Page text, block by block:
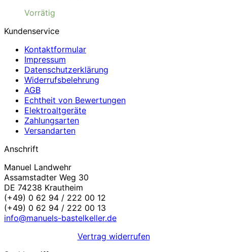
Vorrätig
Kundenservice
Kontaktformular
Impressum
Datenschutzerklärung
Widerrufsbelehrung
AGB
Echtheit von Bewertungen
Elektroaltgeräte
Zahlungsarten
Versandarten
Anschrift
Manuel Landwehr
Assamstadter Weg 30
DE 74238 Krautheim
(+49) 0 62 94 / 222 00 12
(+49) 0 62 94 / 222 00 13
info@manuels-bastelkeller.de
Vertrag widerrufen